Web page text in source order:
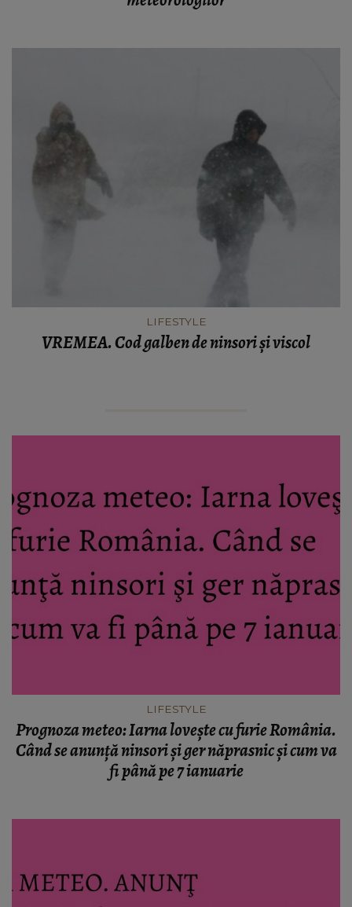
LIFESTYLE
VREMEA. Cod galben de ninsori și viscol
LIFESTYLE
Prognoza meteo: Iarna loveşte cu furie România.
Când se anunţă ninsori şi ger năprasnic şi cum va
fi până pe 7 ianuarie